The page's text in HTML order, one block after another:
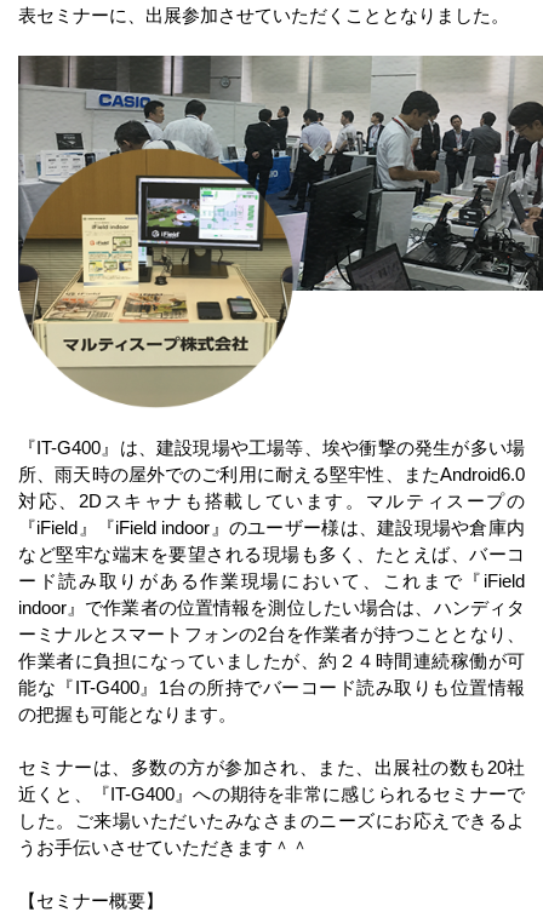
表セミナーに、出展参加させていただくこととなりました。
『IT-G400』は、建設現場や工場等、埃や衝撃の発生が多い場
所、雨天時の屋外でのご利用に耐える堅牢性、またAndroid6.0
対応、2Dスキャナも搭載しています。マルティスープの
『iField』『iField indoor』のユーザー様は、建設現場や倉庫内
など堅牢な端末を要望される現場も多く、たとえば、バーコ
ード読み取りがある作業現場において、これまで『iField
indoor』で作業者の位置情報を測位したい場合は、ハンディタ
ーミナルとスマートフォンの2台を作業者が持つこととなり、
作業者に負担になっていましたが、約２４時間連続稼働が可
能な『IT-G400』1台の所持でバーコード読み取りも位置情報
の把握も可能となります。
セミナーは、多数の方が参加され、また、出展社の数も20社
近くと、『IT-G400』への期待を非常に感じられるセミナーで
した。ご来場いただいたみなさまのニーズにお応えできるよ
うお手伝いさせていただきます＾＾
【セミナー概要】